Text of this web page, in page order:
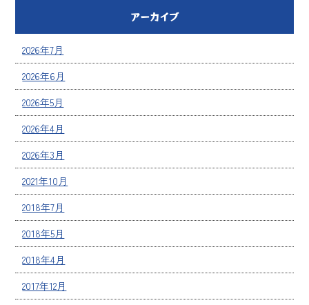
アーカイブ
2026年7月
2026年6月
2026年5月
2026年4月
2026年3月
2021年10月
2018年7月
2018年5月
2018年4月
2017年12月